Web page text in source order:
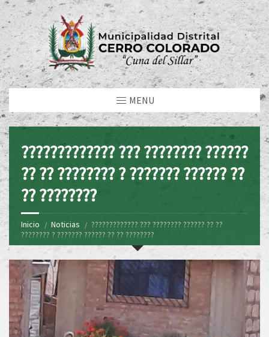
MENU
????????????? ??? ???????? ??????
?? ?? ???????? ? ??????? ?????? ??
?? ????????
Inicio Noticias
????????????? ??? ???????? ?????? ?? ??
???????? ? ??????? ?????? ?? ?? ????????